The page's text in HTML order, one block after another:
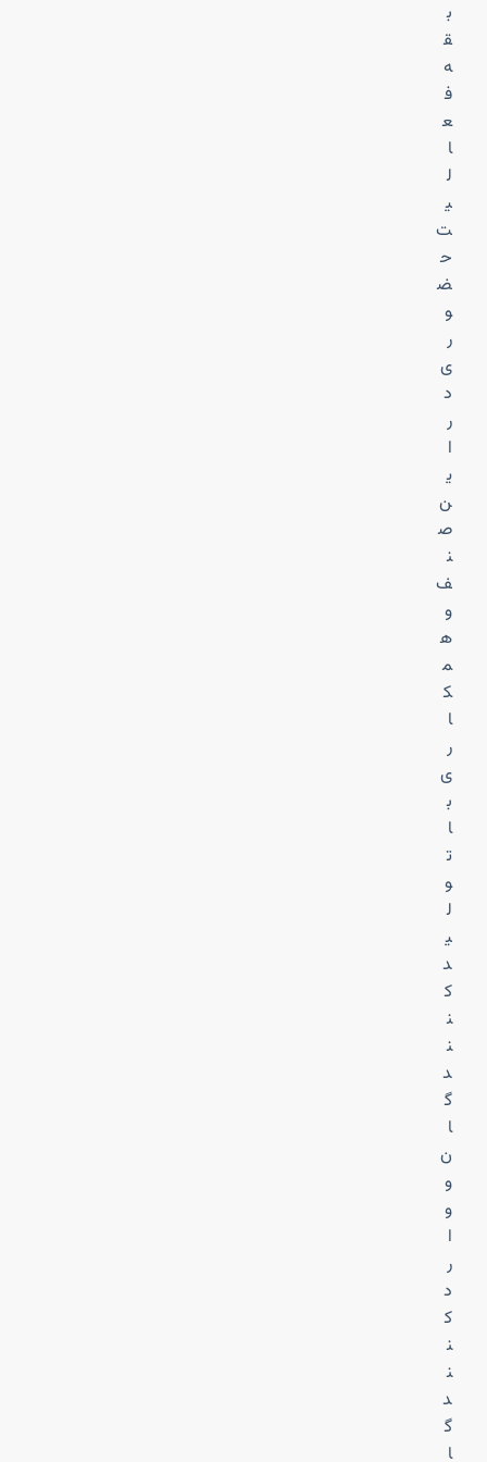
ب
ق
ه
ف
ع
ا
ل
ی
ت
ح
ض
و
ر
ی
د
ر
ا
ی
ن
ص
ن
ف
و
ه
م
ک
ا
ر
ی
ب
ا
ت
و
ل
ی
د
ک
ن
ن
د
گ
ا
ن
و
و
ا
ر
د
ک
ن
ن
د
گ
ا